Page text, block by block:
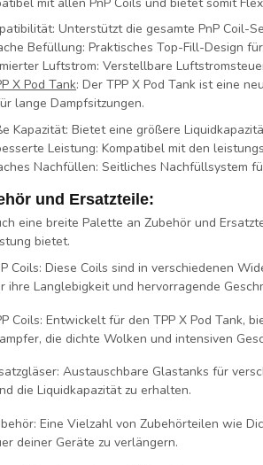
Unterstützt die gesamte PnP Coil-
Befüllung: Praktisches Top-Fill-Design
Luftstrom: Verstellbare
X Pod Tank: Der TPP X Pod Tank ist eine
lange Dampfsitzungen.
Kapazität: Bietet eine größere
Leistung: Kompatibel mit den
Nachfüllen: Seitliches Nachfüllsystem
und Ersatzteile:
eine breite Palette an Zubehör und
bietet.
Coils: Diese Coils sind in verschiedenen
ihre Langlebigkeit und hervorragende
Coils: Entwickelt für den TPP X Pod Tank,
die dichte Wolken und intensiven
Austauschbare Glastanks für
die Liquidkapazität zu erhalten.
Eine Vielzahl von Zubehörteilen wie
deiner Geräte zu verlängern.